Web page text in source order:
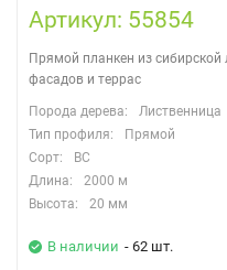
Артикул: 55854
Прямой планкен из
фасадов и террас
Порода дерева:
Лиственница
Тип профиля:
Прямой
Сорт:
ВС
Длина:
2000 м
Высота:
20 мм
В наличии - 62 шт.